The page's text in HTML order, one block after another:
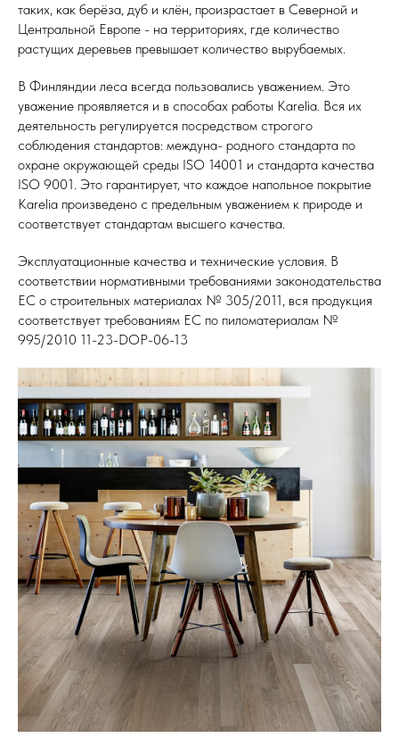
таких, как берёза, дуб и клён, произрастает в Северной и
Центральной Европе - на территориях, где количество
растущих деревьев превышает количество вырубаемых.
В Финляндии леса всегда пользовались уважением. Это
уважение проявляется и в способах работы Karelia. Вся их
деятельность регулируется посредством строгого
соблюдения стандартов: междуна- родного стандарта по
охране окружающей среды ISO 14001 и стандарта качества
ISO 9001. Это гарантирует, что каждое напольное покрытие
Karelia произведено с предельным уважением к природе и
соответствует стандартам высшего качества.
Эксплуатационные качества и технические условия. В
соответствии нормативными требованиями законодательства
ЕС о строительных материалах № 305/2011, вся продукция
соответствует требованиям ЕС по пиломатериалам №
995/2010 11-23-DOP-06-13